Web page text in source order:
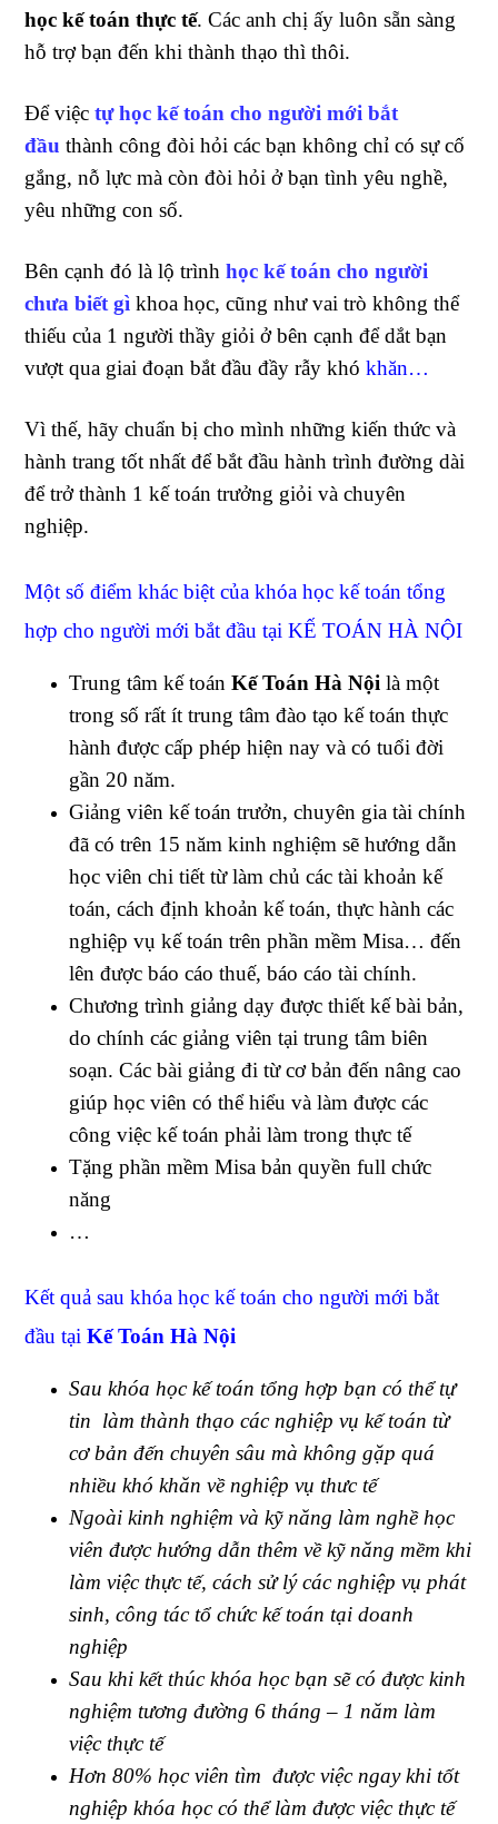
học kế toán thực tế. Các anh chị ấy luôn sẵn sàng
hỗ trợ bạn đến khi thành thạo thì thôi.
Để việctự học kế toán cho người mới bắt
đầu thành công đòi hỏi các bạn không chỉ có sự cố
gắng, nỗ lực mà còn đòi hỏi ở bạn tình yêu nghề,
yêu những con số.
Bên cạnh đó là lộ trình học kế toán cho người
chưa biết gì khoa học, cũng như vai trò không thể
thiếu của 1 người thầy giỏi ở bên cạnh để dắt bạn
vượt qua giai đoạn bắt đầu đầy rẫy khókhăn…
Vì thế, hãy chuẩn bị cho mình những kiến thức và
hành trang tốt nhất để bắt đầu hành trình đường dài
để trở thành 1 kế toán trưởng giỏi và chuyên
nghiệp.
Một số điểm khác biệt của khóa học kế toán tổng
hợp cho người mới bắt đầu tại KẾ TOÁN HÀ NỘI
Trung tâm kế toánKế Toán Hà Nội là một
trong số rất ít trung tâm đào tạo kế toán thực
hành được cấp phép hiện nay và có tuổi đời
gần 20 năm.
Giảng viên kế toán trưởn, chuyên gia tài chính
đã có trên 15 năm kinh nghiệm sẽ hướng dẫn
học viên chi tiết từ làm chủ các tài khoản kế
toán, cách định khoản kế toán, thực hành các
nghiệp vụ kế toán trên phần mềm Misa… đến
lên được báo cáo thuế, báo cáo tài chính.
Chương trình giảng dạy được thiết kế bài bản,
do chính các giảng viên tại trung tâm biên
soạn. Các bài giảng đi từ cơ bản đến nâng cao
giúp học viên có thể hiểu và làm được các
công việc kế toán phải làm trong thực tế
Tặng phần mềm Misa bản quyền full chức
năng
…
Kết quả sau khóa học kế toán cho người mới bắt
đầu tạiKế Toán Hà Nội
Sau khóa học kế toán tổng hợp bạn có thể tự
tin làm thành thạo các nghiệp vụ kế toán từ
cơ bản đến chuyên sâu mà không gặp quá
nhiều khó khăn về nghiệp vụ thưc tế
Ngoài kinh nghiệm và kỹ năng làm nghề học
viên được hướng dẫn thêm về kỹ năng mềm khi
làm việc thực tế, cách sử lý các nghiệp vụ phát
sinh, công tác tổ chức kế toán tại doanh
nghiệp
Sau khi kết thúc khóa học bạn sẽ có được kinh
nghiệm tương đường 6 tháng – 1 năm làm
việc thực tế
Hơn 80% học viên tìm được việc ngay khi tốt
nghiệp khóa học có thể làm được việc thực tế